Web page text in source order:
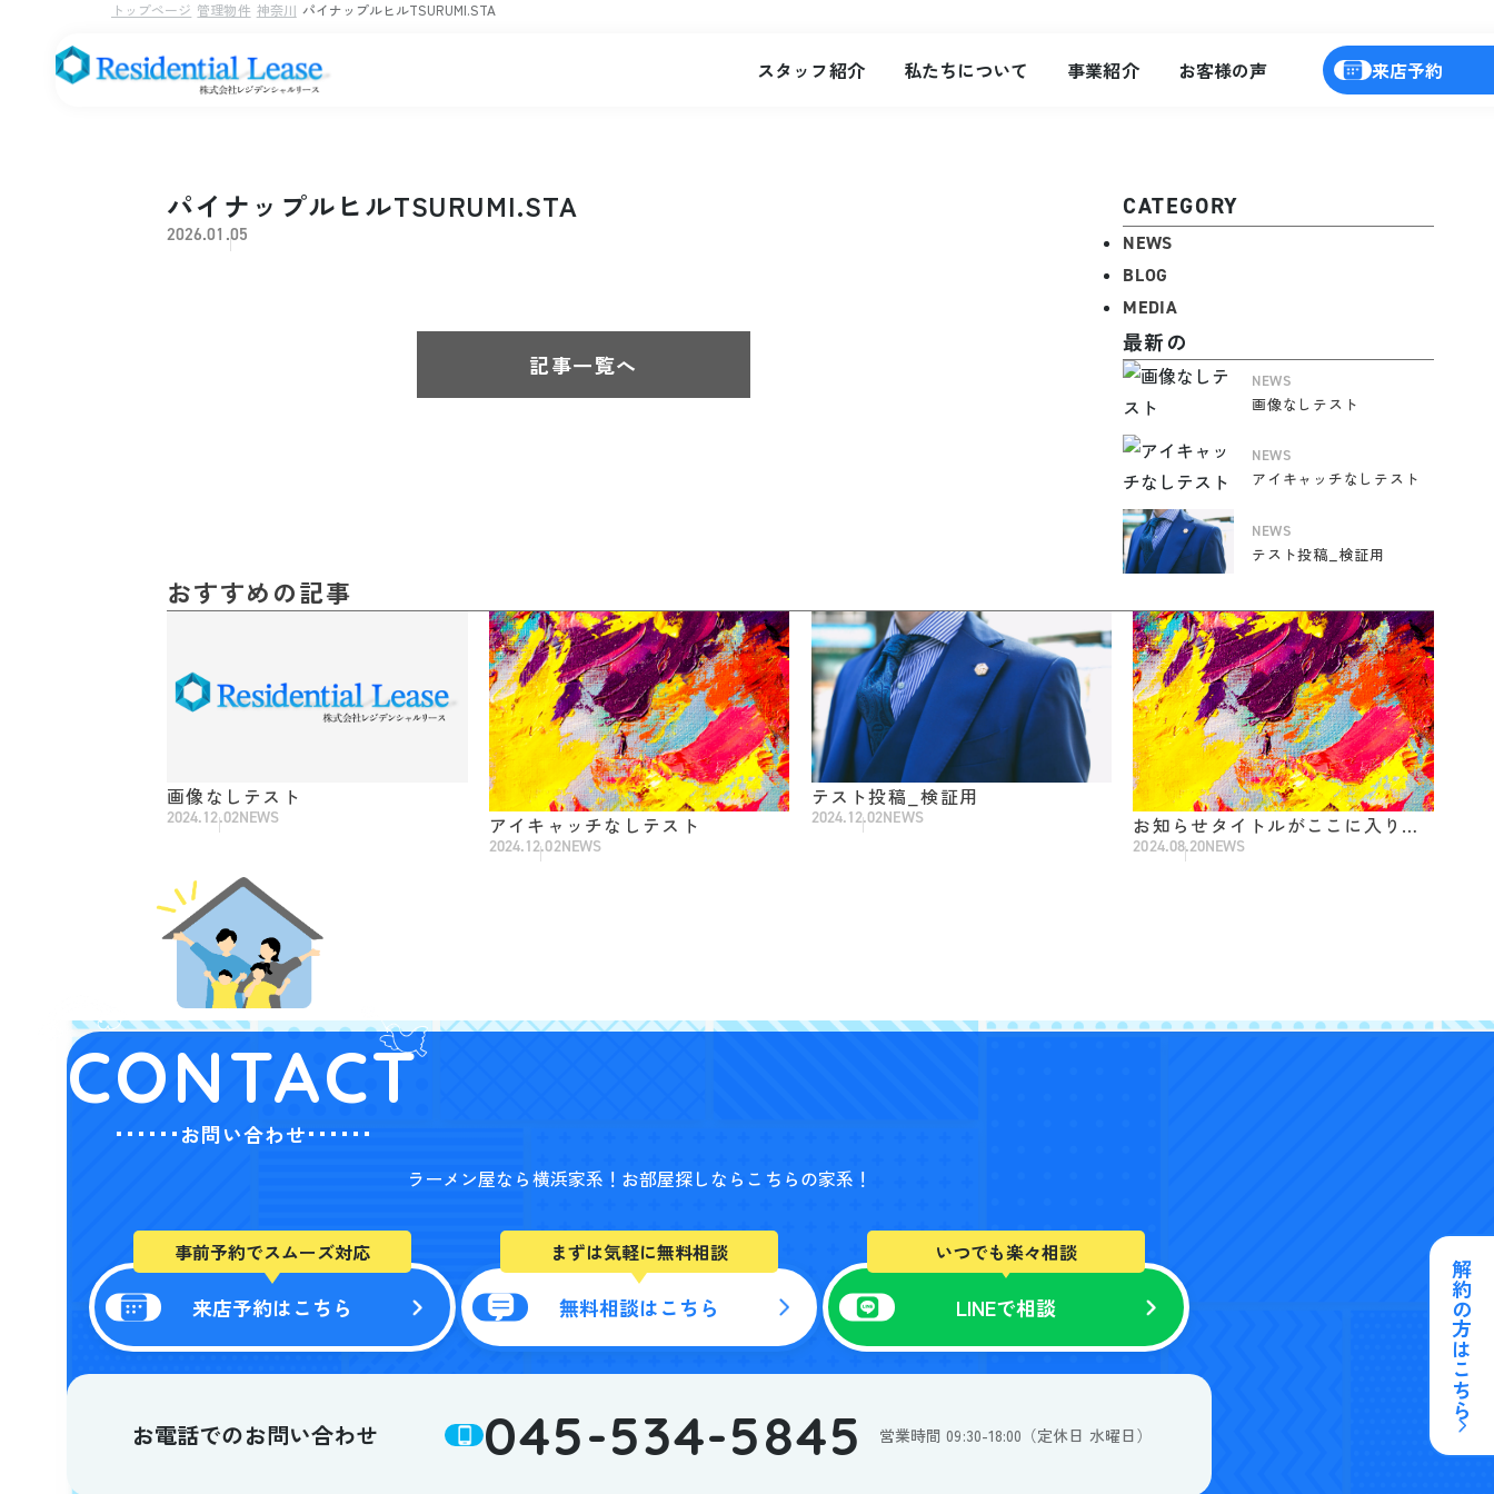
スタッフ紹介 私たちについて 事業紹介 お客様の声 来店予約
トップページ 管理物件 神奈川 パイナップルヒルTSURUMI.STA
パイナップルヒルTSURUMI.STA
2026.01.05
記事一覧へ
CATEGORY
NEWS
BLOG
MEDIA
最新の
NEWS
画像なしテスト
NEWS
アイキャッチなしテスト
NEWS
テスト投稿_検証用
おすすめの記事
画像なしテスト
2024.12.02NEWS アイキャッチなしテスト
2024.12.02NEWS
テスト投稿_検証用
2024.12.02NEWS
お知らせタイトルがここに入りま
す。お知らせタイトルがここに入
2024.08.20NEWS
解約の方はこちら
CONTACT
お問い合わせ
ラーメン屋なら横浜家系！ お部屋探しならこちらの家系！
事前予約でスムーズ対応
来店予約はこちら
まずは気軽に無料相談
無料相談はこちら
いつでも楽々相談
LINEで相談
お電話でのお問い合わせ 045-534-5845 営業時間 09:30-18:00（定休日 水曜日）
スタッフ紹介
私たちについて
お客様の声